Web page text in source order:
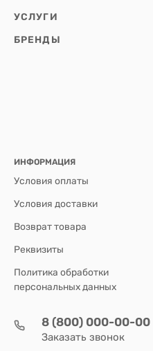
УСЛУГИ
БРЕНДЫ
ИНФОРМАЦИЯ
Условия оплаты
Условия доставки
Возврат товара
Реквизиты
Политика обработки
персональных данных
8 (800) 000-00-00
Заказать звонок